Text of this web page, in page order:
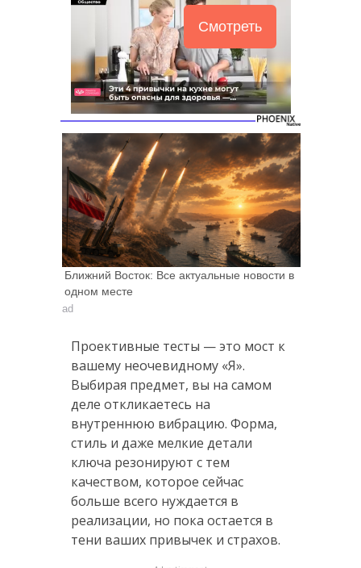
Смотреть
Ближний Восток: Все актуальные новости в
одном месте
ad
Проективные тесты — это мост к
вашему неочевидному «Я».
Выбирая предмет, вы на самом
деле откликаетесь на
внутреннюю вибрацию. Форма,
стиль и даже мелкие детали
ключа резонируют с тем
качеством, которое сейчас
больше всего нуждается в
реализации, но пока остается в
тени ваших привычек и страхов.